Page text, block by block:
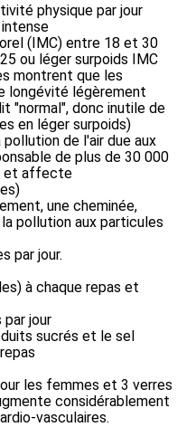
physique par jour
(IMC) entre 18 et 30
ou léger surpoids IMC
montrent que les
longévité légèrement
"normal", donc inutile de
en léger surpoids)
de l'air due aux
de plus de 30 000
et affecte
une cheminée,
pollution aux particules
par jour.
à chaque repas et
par jour
sucrés et le sel
les femmes et 3 verres
considérablement
vasculaires.